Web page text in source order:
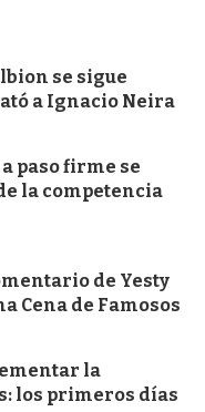
se sigue
a Ignacio Neira
paso firme se
la competencia
de Yesty
Cena de Famosos
la
los primeros días